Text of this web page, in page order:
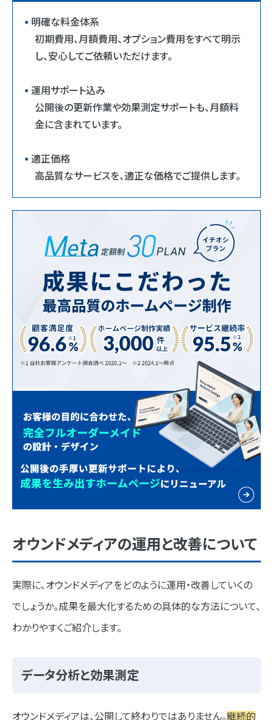
明確な料金体系
初期費用、月額費用、オプション費用をすべて明示
し、安心してご依頼いただけます。
運用サポート込み
公開後の更新作業や効果測定サポートも、月額料
金に含まれています。
適正価格
高品質なサービスを、適正な価格でご提供します。
オウンドメディアの運用と改善について
実際に、オウンドメディアをどのように運用・改善していくの
でしょうか。成果を最大化するための具体的な方法について、
わかりやすくご紹介します。
データ分析と効果測定
オウンドメディアは、公開して終わりではありません。継続的